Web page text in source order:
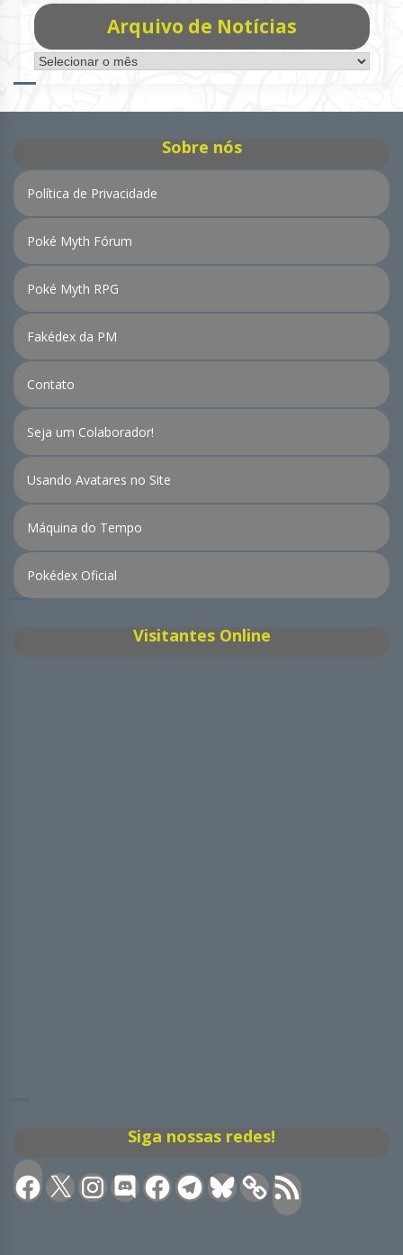
Arquivo de Notícias
Arquivo
de
Sobre nós
Política de Privacidade
Poké Myth Fórum
Poké Myth RPG
Fakédex da PM
Contato
Seja um Colaborador!
Usando Avatares no Site
Máquina do Tempo
Pokédex Oficial
Visitantes Online
Siga nossas redes!
Facebook
X Instagram
DiscordFacebookTelegramBluesky Feed
RSS